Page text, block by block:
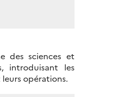
des sciences et
introduisant les
opérations.